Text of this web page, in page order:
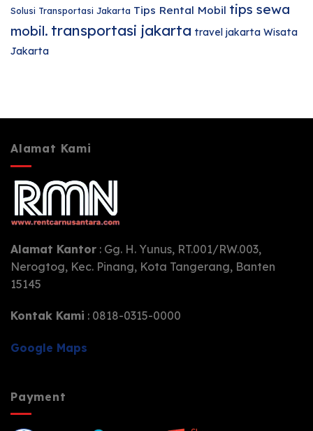
Solusi Transportasi Jakarta Tips Rental Mobil tips sewa
mobil. transportasi jakarta travel jakarta Wisata
Jakarta
Alamat Kami
Alamat Kantor : Gg. H. Yunus, RT.001/RW.003,
Nerogtog, Kec. Pinang, Kota Tangerang, Banten
15145
Kontak Kami : 0818-0315-0000
Google Maps
Payment